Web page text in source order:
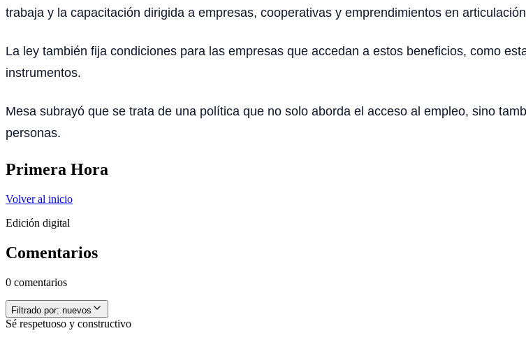
trabaja y la capacitación dirigida a empresas, cooperativas y emprendimientos en
La ley también fija condiciones para las empresas que accedan a estos beneficios, como
instrumentos.
Mesa subrayó que se trata de una política que no solo aborda el acceso al empleo, sino
personas.
Primera Hora
Volver al inicio
Edición digital
Comentarios
0 comentarios
Filtrado por: nuevos
Sé respetuoso y constructivo